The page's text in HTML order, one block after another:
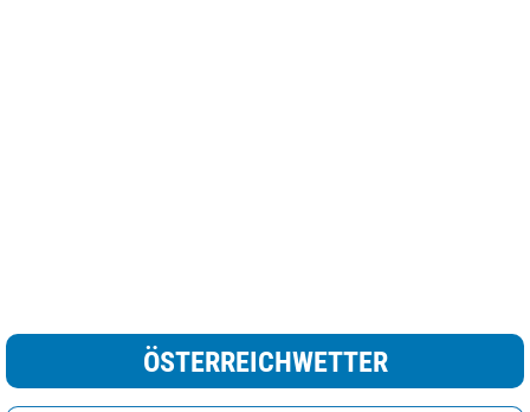
ÖSTERREICHWETTER